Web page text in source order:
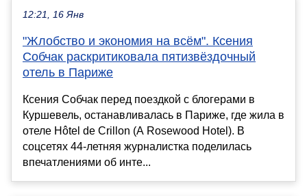
12:21, 16 Янв
"Жлобство и экономия на всём". Ксения
Собчак раскритиковала пятизвёздочный
отель в Париже
Ксения Собчак перед поездкой с блогерами в
Куршевель, останавливалась в Париже, где жила в
отеле Hôtel de Crillon (A Rosewood Hotel). В
соцсетях 44-летняя журналистка поделилась
впечатлениями об инте...